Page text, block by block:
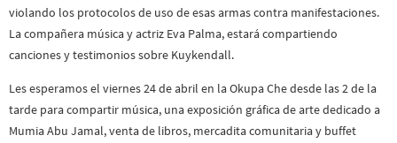
violando los protocolos de uso de esas armas contra manifestaciones.
La compañera música y actriz Eva Palma, estará compartiendo
canciones y testimonios sobre Kuykendall.
Les esperamos el viernes 24 de abril en la Okupa Che desde las 2 de la
tarde para compartir música, una exposición gráfica de arte dedicado a
Mumia Abu Jamal, venta de libros, mercadita comunitaria y buffet